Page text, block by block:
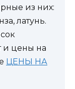
из них:
латунь.
и цены на
ЦЕНЫ НА